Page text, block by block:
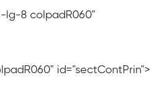
lg-8 colpadR060"
id="sectContPrin">